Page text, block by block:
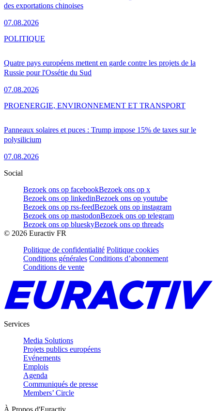
des exportations chinoises
07.08.2026
Quatre pays européens mettent en garde contre les projets de la
Russie pour l'Ossétie du Sud
07.08.2026
POLITIQUE
Panneaux solaires et puces : Trump impose 15% de taxes sur le
polysilicium
07.08.2026
PROENERGIE, ENVIRONNEMENT ET TRANSPORT
Social
Bezoek ons op facebookBezoek ons op x
Bezoek ons op linkedinBezoek ons op youtube
Bezoek ons op rss-feedBezoek ons op instagram
Bezoek ons op mastodonBezoek ons op telegram
Bezoek ons op blueskyBezoek ons op threads
© 2026 Euractiv FR
Politique de confidentialité Politique cookies
Conditions générales Conditions d’abonnement
Conditions de vente
Services
Media Solutions
Projets publics européens
Evénements
Emplois
Agenda
Communiqués de presse
Members’ Circle
À Propos d'Euractiv